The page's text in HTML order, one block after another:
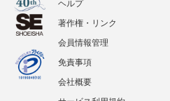
ヘルプ
著作権・リンク
会員情報管理
免責事項
会社概要